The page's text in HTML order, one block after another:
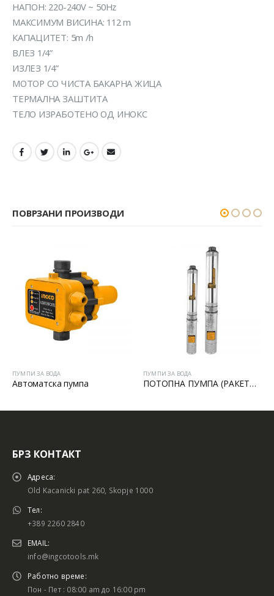
НАПОН: 220-240V ~ 50Hz
МАКСИМУМ ВИСИНА: 112 m
КАПАЦИТЕТ: 5m /h
ВЛЕЗ 1/4”
ИЗЛЕЗ 1/4”
МОТОР СО ЧИСТА БАКАРНА ЖИЦА
ТЕРМАЛНА ЗАШТИТА
ТЕЛО ИЗРАБОТЕНО ОД ИНОКС
ПОВРЗАНИ ПРОИЗВОДИ
ПОТОПНА ПУМПА (РАКЕТА) ГЛАВА ИЗРАБОТЕНА ОД ГУС Пумпа за фонтани
БРЗ КОНТАКТ
Адреса:
Old Kacanicki pat 260, Skopje 1000
Тел:
+389 2260 2840
EMAIL:
info@ingcotools.mk
Работно време:
Пон - Пет : 08:00 am до 16:00 pm